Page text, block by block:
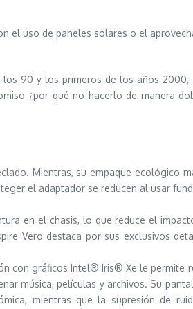
el uso de paneles solares o el
90 y los primeros de los años
¿por qué no hacerlo de manera
Mientras, su empaque ecológico
el adaptador se reducen al usar
en el chasis, lo que reduce el
Vero destaca por sus exclusivos
con gráficos Intel® Iris® Xe le permite
música, películas y archivos. Su
mientras que la supresión de